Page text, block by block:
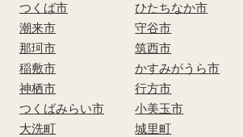
つくば市
ひたちなか市
潮来市
守谷市
那珂市
筑西市
稲敷市
かすみがうら市
神栖市
行方市
つくばみらい市
小美玉市
大洗町
城里町